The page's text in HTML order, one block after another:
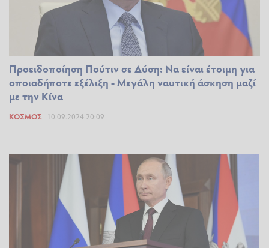
Προειδοποίηση Πούτιν σε Δύση: Να είναι έτοιμη για
οποιαδήποτε εξέλιξη - Μεγάλη ναυτική άσκηση μαζί
με την Κίνα
ΚΌΣΜΟΣ 10.09.2024 20:09